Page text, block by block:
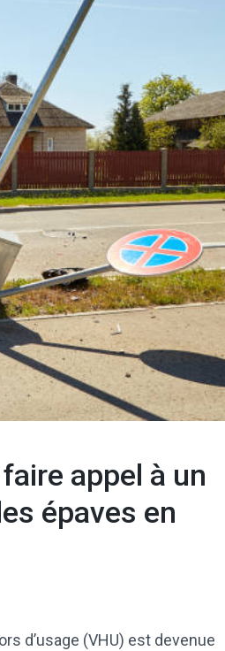
appel à un
épaves en
d’usage (VHU) est devenue